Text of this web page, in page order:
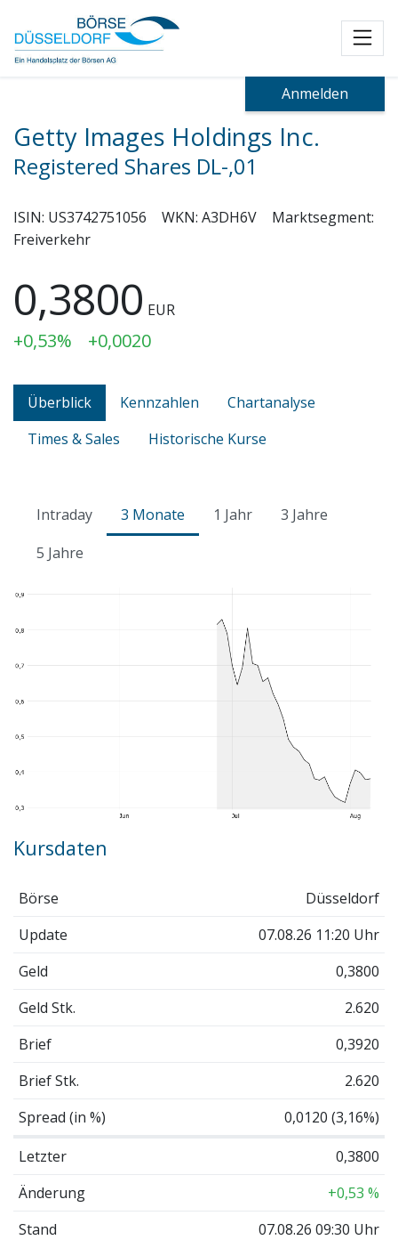
Anmelden
Getty Images Holdings Inc.
Registered Shares DL-,01
ISIN: US3742751056 WKN: A3DH6V
Marktsegment:
Freiverkehr
0,3800 EUR
+0,53% +0,0020
Überblick Kennzahlen
Chartanalyse
Times & Sales
Historische Kurse
Intraday 3 Monate 1 Jahr
3 Jahre
5 Jahre
Kursdaten
Börse
Düsseldorf
Update
07.08.26 11:20 Uhr
Geld
0,3800
Geld Stk.
2.620
Brief
0,3920
Brief Stk.
2.620
Spread (in %)
0,0120 (3,16%)
Letzter
0,3800
Änderung
+0,53 %
Stand
07.08.26 09:30 Uhr